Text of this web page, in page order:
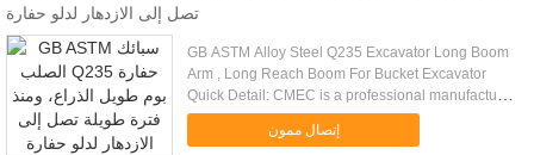
تصل إلى الازدهار لدلو حفارة
GB ASTM Alloy Steel Q235 Excavator Long Boom
Arm , Long Reach Boom For Bucket Excavator
Quick Detail: CMEC is a professional manufacturer
in Standard or Custom OEM Machinery & Metal
welding Work manufacturing. ...
إتصال ممون